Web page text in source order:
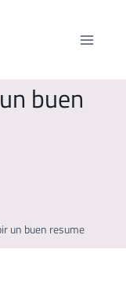
buen
un buen resume